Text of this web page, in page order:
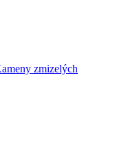
zmizelých